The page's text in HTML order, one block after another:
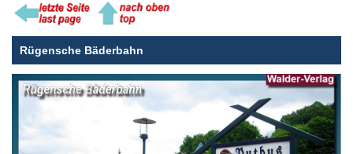
Rügensche Bäderbahn